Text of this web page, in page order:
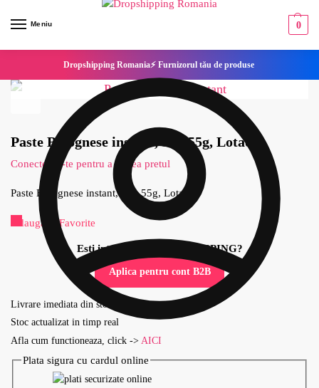
Meniu 0
Dropshipping Romania⚡ Furnizorul tău de produse
Paste Bolognese instant, bio, 55g, Lotao
Conecteaza-te pentru a vedea pretul
Paste Bolognese instant, bio, 55g, Lotao
Adaugă la Favorite
Esti interesat de DROPSHIPPING?
Aplica pentru cont B2B
Livrare imediata din stoc
Stoc actualizat in timp real
Afla cum functioneaza, click -> AICI
Plata sigura cu cardul online